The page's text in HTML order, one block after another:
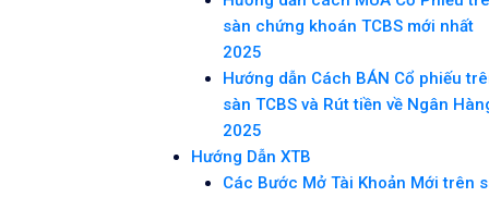
sàn chứng khoán TCBS mới nhất
2025
Hướng dẫn Cách BÁN Cổ phiếu
sàn TCBS và Rút tiền về Ngân
2025
Hướng Dẫn XTB
Các Bước Mở Tài Khoản Mới trên